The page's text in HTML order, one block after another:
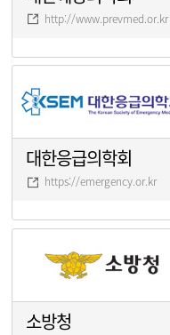
http://www.prevmed.or.kr
대한응급의학회
https://emergency.or.kr
소방청